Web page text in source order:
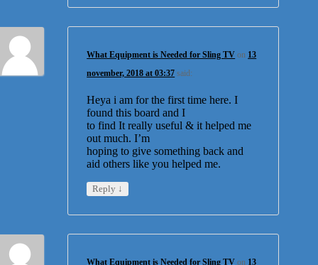
What Equipment is Needed for Sling TV on 13
november, 2018 at 03:37 said:
Heya i am for the first time here. I
found this board and I
to find It really useful & it helped me
out much. I’m
hoping to give something back and
aid others like you helped me.
Reply ↓
What Equipment is Needed for Sling TV on 13